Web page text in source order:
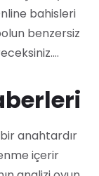
bahisleri
benzersiz
anahtardır
içerir